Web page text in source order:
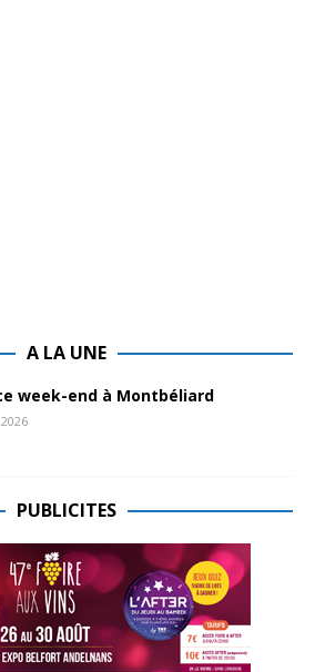
A LA UNE
week-end à Montbéliard
PUBLICITES